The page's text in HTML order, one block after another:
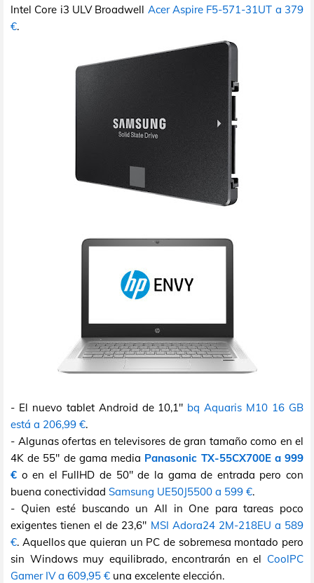
Intel Core i3 ULV Broadwell Acer Aspire F5-571-31UT a 379
€.
- El nuevo tablet Android de 10,1" bq Aquaris M10 16 GB
está a 206,99 €.
- Algunas ofertas en televisores de gran tamaño como en el
4K de 55" de gama media Panasonic TX-55CX700E a 999
€ o en el FullHD de 50" de la gama de entrada pero con
buena conectividad Samsung UE50J5500 a 599 €.
- Quien esté buscando un All in One para tareas poco
exigentes tienen el de 23,6" MSI Adora24 2M-218EU a 589
€. Aquellos que quieran un PC de sobremesa montado pero
sin Windows muy equilibrado, encontrarán en el CoolPC
Gamer IV a 609,95 € una excelente elección.